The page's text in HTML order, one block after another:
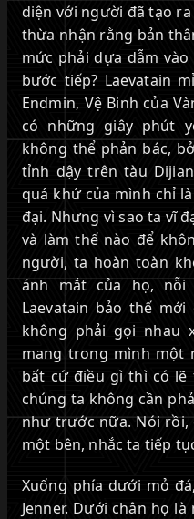
diện với người đã tạo
thừa nhận rằng bản
mức phải dựa dẫm
bước tiếp? Laevatain
Endmin, Vệ Binh của
có những giây phút
không thể phản bác,
tỉnh dậy trên tàu
quá khứ của mình chỉ
đại. Nhưng vì sao ta vĩ
và làm thế nào để
người, ta hoàn toàn
ánh mắt của họ,
Laevatain bảo thế
không phải gọi nhau
mang trong mình một
bất cứ điều gì thì có
chúng ta không cần
như trước nữa. Nói rồi,
một bên, nhắc ta tiếp
Xuống phía dưới mỏ
Jenner. Dưới chân họ